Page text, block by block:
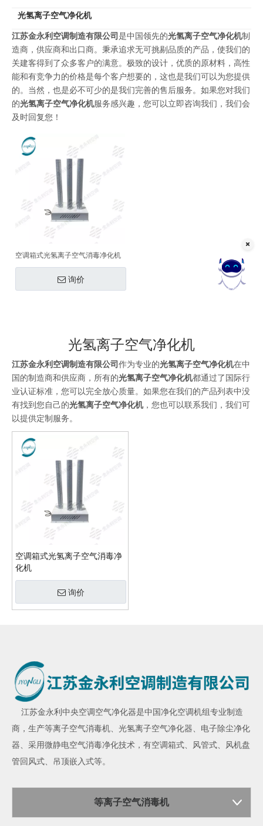
光氢离子空气净化机
江苏金永利空调制造有限公司 是中国领先的光氢离子空气净化机制
造商，供应商和出口商。秉承追求无可挑剔品质的产品，使我们的
关建客得到了众多客户的满意。极致的设计，优质的原材料，高性
能和有竞争力的价格是每个客户想要的，这也是我们可以为您提供
的。当然，也是必不可少的是我们完善的售后服务。如果您对我们
的光氢离子空气净化机服务感兴趣，您可以立即咨询我们，我们会
及时回复您！
空调箱式光氢离子空气消毒净化机
询价
光氢离子空气净化机
江苏金永利空调制造有限公司 作为专业的光氢离子空气净化机在中
国的制造商和供应商，所有的光氢离子空气净化机都通过了国际行
业认证标准，您可以完全放心质量。如果您在我们的产品列表中没
有找到您自己的光氢离子空气净化机，您也可以联系我们，我们可
以提供定制服务。
空调箱式光氢离子空气消毒净
化机
询价
江苏金永利 中央空调空气净化器是中国净化空调机组专业制造
商，生产等离子空气消毒机、 光氢离子空气净化器、 电子除尘净化
器、采用微静电空气消毒净化技术，有空调箱式、风管式、风机盘
管回风式、吊顶嵌入式等。
等离子空气消毒机
在线客服